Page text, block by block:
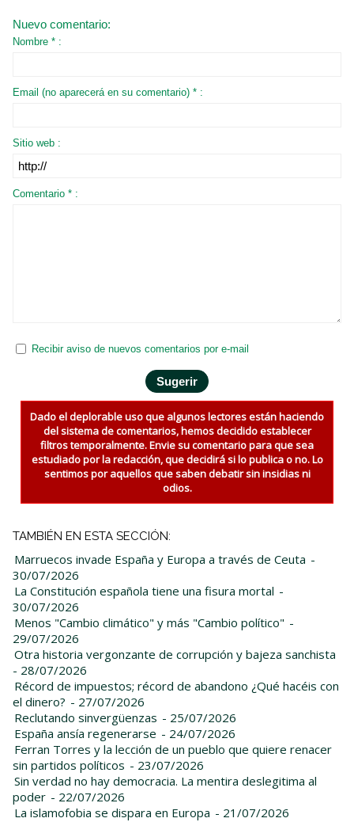
Nuevo comentario:
Nombre * :
Email (no aparecerá en su comentario) * :
Sitio web :
Comentario * :
Recibir aviso de nuevos comentarios por e-mail
Dado el deplorable uso que algunos lectores están haciendo
del sistema de comentarios, hemos decidido establecer
filtros temporalmente. Envie su comentario para que sea
estudiado por la redacción, que decidirá si lo publica o no. Lo
sentimos por aquellos que saben debatir sin insidias ni
odios.
TAMBIÉN EN ESTA SECCIÓN:
Marruecos invade España y Europa a través de Ceuta -
30/07/2026
La Constitución española tiene una fisura mortal -
30/07/2026
Menos "Cambio climático" y más "Cambio político" -
29/07/2026
Otra historia vergonzante de corrupción y bajeza sanchista
- 28/07/2026
Récord de impuestos; récord de abandono ¿Qué hacéis con
el dinero? - 27/07/2026
Reclutando sinvergüenzas - 25/07/2026
España ansía regenerarse - 24/07/2026
Ferran Torres y la lección de un pueblo que quiere renacer
sin partidos políticos - 23/07/2026
Sin verdad no hay democracia. La mentira deslegitima al
poder - 22/07/2026
La islamofobia se dispara en Europa - 21/07/2026